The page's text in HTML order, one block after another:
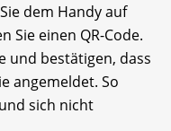
dem Handy auf
Sie einen QR-Code.
und bestätigen, dass
angemeldet. So
sich nicht